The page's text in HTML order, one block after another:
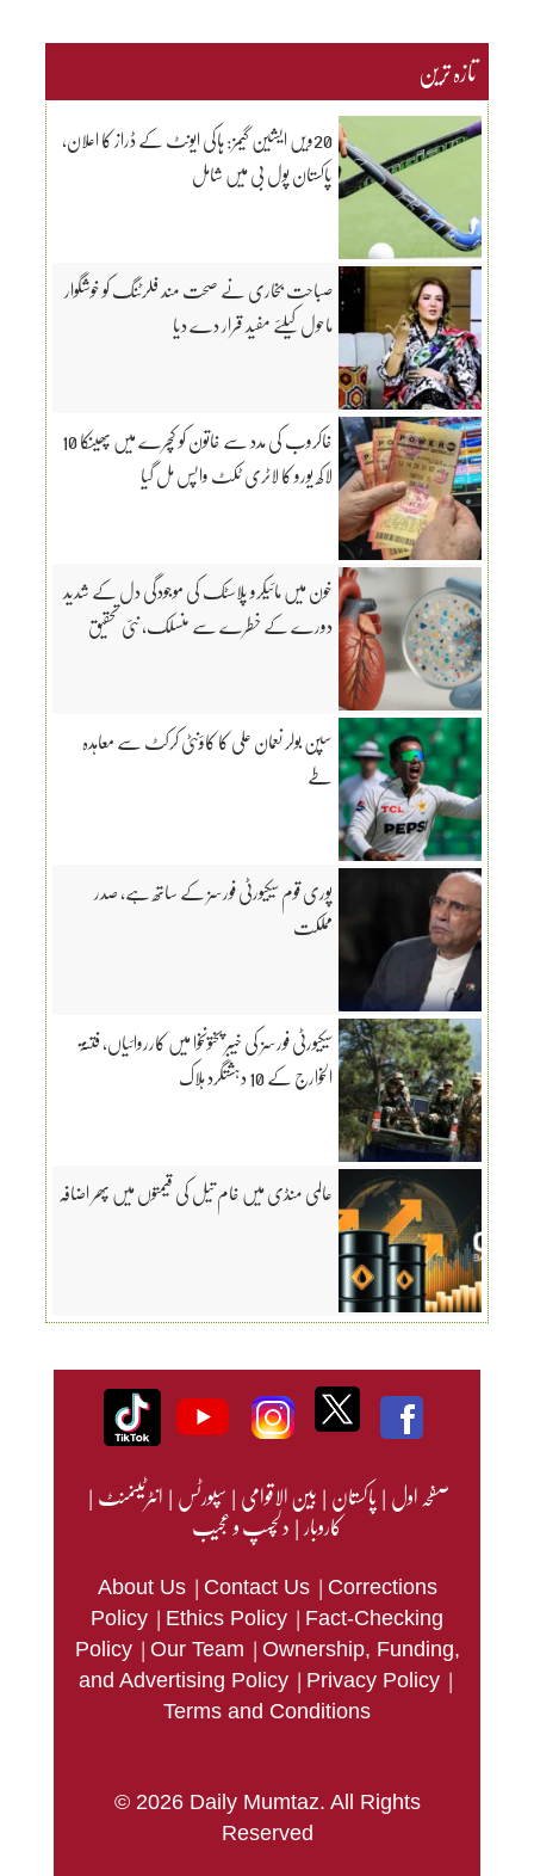
تازہ ترین
20ویں ایشین گیمز: ہاکی ایونٹ کے ڈراز کا اعلان،
پاکستان پول بی میں شامل
صباحت بخاری نے صحت مند فلرٹنگ کو خوشگوار
ماحول کیلئے مفید قرار دے دیا
خاکروب کی مدد سے خاتون کو کچرے میں پھینکا 10
لاکھ یورو کا لاٹری ٹکٹ واپس مل گیا
خون میں مائیکرو پلاسٹک کی موجودگی دل کے شدید
دورے کے خطرے سے منسلک، نئی تحقیق
سپن بولر نعمان علی کا کاؤنٹی کرکٹ سے معاہدہ
طے
پوری قوم سیکیورٹی فورسز کے ساتھ ہے، صدر
مملکت
سیکیورٹی فورسز کی خیبر پختونخوا میں کارروائیاں، فتنۃ
الخوارج کے 10 دہشتگرد ہلاک
عالمی منڈی میں خام تیل کی قیمتوں میں پھر اضافہ
صفحہ اول|پاکستان|بین الاقوامی|سپورٹس|انٹرٹینمنٹ|
کاروبار|دلچسپ و عجیب
About Us | Contact Us | Corrections
Policy | Ethics Policy | Fact-Checking
Policy | Our Team | Ownership, Funding,
and Advertising Policy | Privacy Policy |
Terms and Conditions
© 2026 Daily Mumtaz. All Rights
Reserved